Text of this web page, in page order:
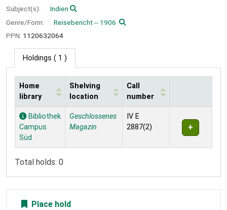
Subject(s):
Indien
Genre/Form:
Reisebericht -- 1906
PPN: 1120632064
Holdings ( 1 )
Holdings
Home
library
Shelving
location
Call
number
Bibliothek
Campus
Süd
Geschlossenes
Magazin
IV E
2887(2)
Total holds: 0
Place hold